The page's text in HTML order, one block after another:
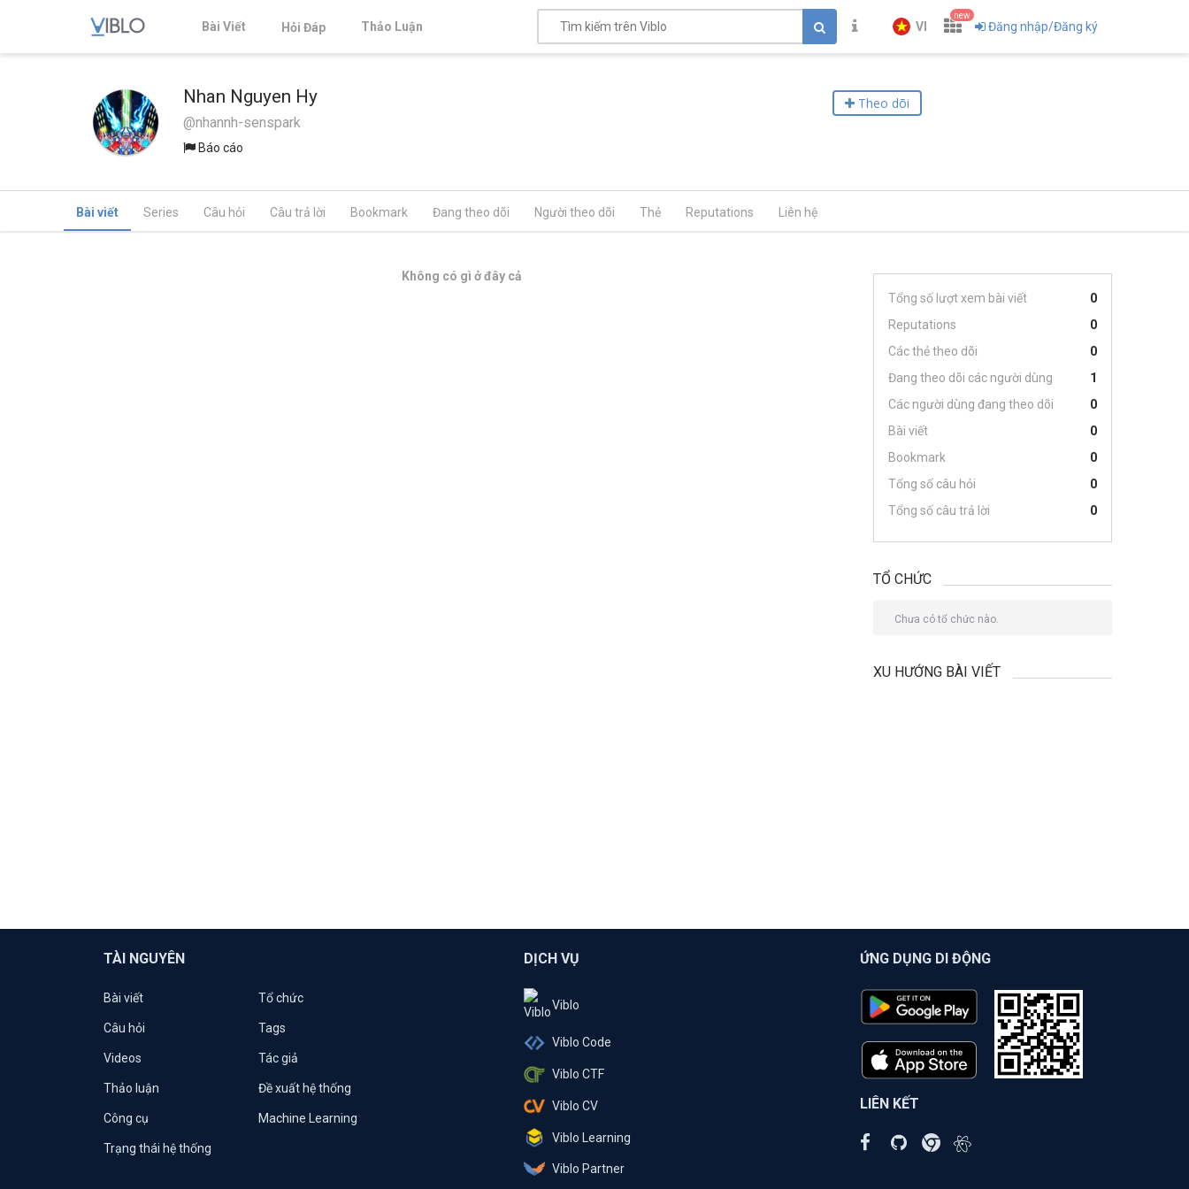
Bài Viết Hỏi Đáp Thảo Luận VI
new
Đăng nhập/Đăng ký
Nhan Nguyen Hy
@nhannh-senspark
Báo cáo
Theo dõi
Bài viết Series Câu hỏi Câu trả lời Bookmark Đang theo dõi Người theo dõi Thẻ Reputations Liên hệ
Không có gì ở đây cả
Tổng số lượt xem bài viết
0
Reputations
0
Các thẻ theo dõi
0
Đang theo dõi các người dùng
1
Các người dùng đang theo dõi
0
Bài viết
0
Bookmark
0
Tổng số câu hỏi
0
Tổng số câu trả lời
0
TỔ CHỨC
Chưa có tổ chức nào.
XU HƯỚNG BÀI VIẾT
TÀI NGUYÊN
Bài viết Tổ chức
Câu hỏi Tags
Videos Tác giả
Thảo luận Đề xuất hệ thống
Công cụ Machine Learning
Trạng thái hệ thống
DỊCH VỤ
Viblo
Viblo Code
Viblo CTF
Viblo CV
Viblo Learning
Viblo Partner
ỨNG DỤNG DI ĐỘNG
LIÊN KẾT